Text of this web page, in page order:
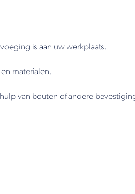
is aan uw werkplaats.
materialen.
van bouten of andere